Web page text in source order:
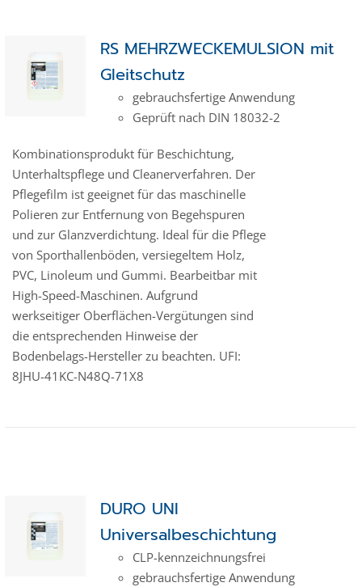
RS MEHRZWECKEMULSION mit
Gleitschutz
gebrauchsfertige Anwendung
Geprüft nach DIN 18032-2
Kombinationsprodukt für Beschichtung,
Unterhaltspflege und Cleanerverfahren. Der
Pflegefilm ist geeignet für das maschinelle
Polieren zur Entfernung von Begehspuren
und zur Glanzverdichtung. Ideal für die Pflege
von Sporthallenböden, versiegeltem Holz,
PVC, Linoleum und Gummi. Bearbeitbar mit
High-Speed-Maschinen. Aufgrund
werkseitiger Oberflächen-Vergütungen sind
die entsprechenden Hinweise der
Bodenbelags-Hersteller zu beachten. UFI:
8JHU-41KC-N48Q-71X8
DURO UNI
Universalbeschichtung
CLP-kenn­zeich­­nungs­frei
gebrauchsfertige Anwendung